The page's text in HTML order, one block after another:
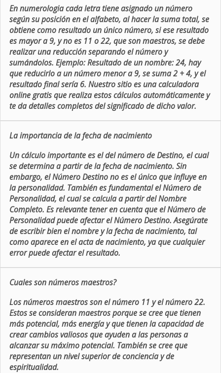
En numerologia cada letra tiene asignado un número
según su posición en el alfabeto, al hacer la suma total, se
obtiene como resultado un único número, si ese resultado
es mayor a 9, y no es 11 o 22, que son maestros, se debe
realizar una reducción separando el número y
sumándolos. Ejemplo: Resultado de un nombre: 24, hay
que reducirlo a un número menor a 9, se suma 2 + 4, y el
resultado final sería 6. Nuestro sitio es una calculadora
online gratis que realiza estos cálculos automáticamente y
te da detalles completos del significado de dicho valor.
La importancia de la fecha de nacimiento
Un cálculo importante es el del número de Destino, el cual
se determina a partir de la fecha de nacimiento. Sin
embargo, el Número Destino no es el único que influye en
la personalidad. También es fundamental el Número de
Personalidad, el cual se calcula a partir del Nombre
Completo. Es relevante tener en cuenta que el Número de
Personalidad puede afectar el Número Destino. Asegúrate
de escribir bien el nombre y la fecha de nacimiento, tal
como aparece en el acta de nacimiento, ya que cualquier
error puede afectar el resultado.
Cuales son números maestros?
Los números maestros son el número 11 y el número 22.
Estos se consideran maestros porque se cree que tienen
más potencial, más energía y que tienen la capacidad de
crear cambios valiosos que ayuden a las personas a
alcanzar su máximo potencial. También se cree que
representan un nivel superior de conciencia y de
espiritualidad.